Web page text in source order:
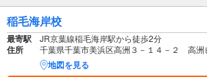
稲毛海岸校
最寄駅 JR京葉線稲毛海岸駅から徒歩2分
住所 千葉県千葉市美浜区高洲３－１４－２ 高
地図を見る